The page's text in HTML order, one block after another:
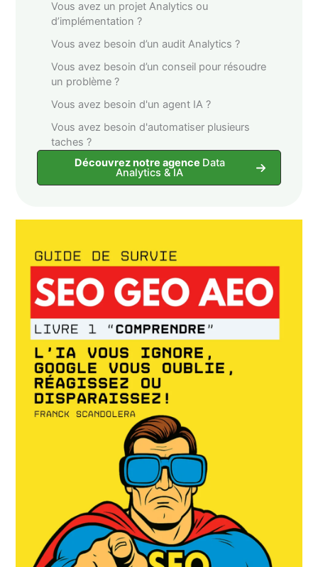
Vous avez un projet Analytics ou
d’implémentation ?
Vous avez besoin d’un audit Analytics ?
Vous avez besoin d’un conseil pour résoudre
un problème ?
Vous avez besoin d'un agent IA ?
Vous avez besoin d'automatiser plusieurs
taches ?
Découvrez notre agence Data
Analytics & IA